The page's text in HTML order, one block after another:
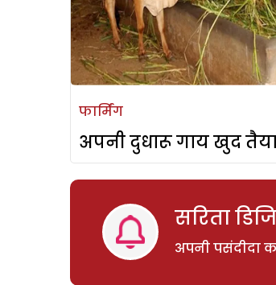
फार्मिंग
अपनी दुधारू गाय खुद
सरिता
अपनी पसंदीदा